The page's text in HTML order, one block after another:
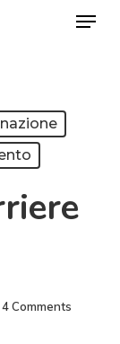
Menu
4 Comments